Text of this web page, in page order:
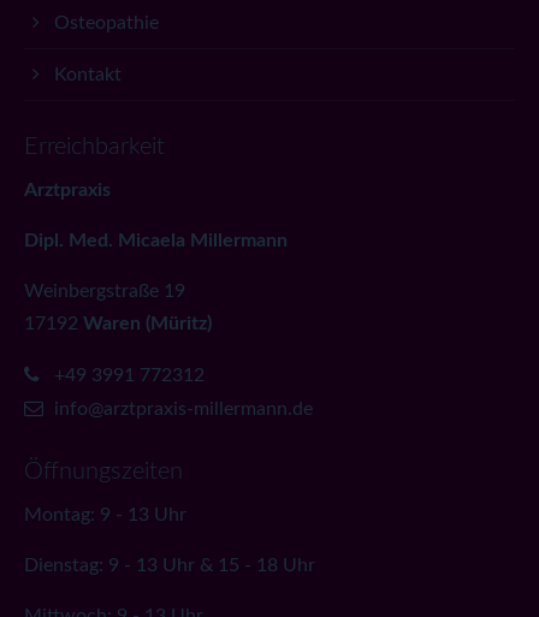
Osteopathie
Kontakt
Erreichbarkeit
Arztpraxis
Dipl. Med. Micaela Millermann
Weinbergstraße 19
17192 Waren (Müritz)
+49 3991 772312
info@arztpraxis-millermann.de
Öffnungszeiten
Montag: 9 - 13 Uhr
Dienstag: 9 - 13 Uhr & 15 - 18 Uhr